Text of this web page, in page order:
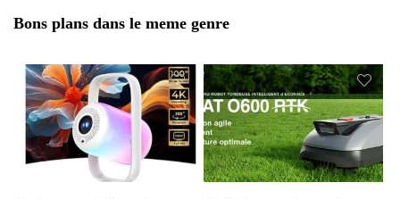
Bons plans dans le meme genre